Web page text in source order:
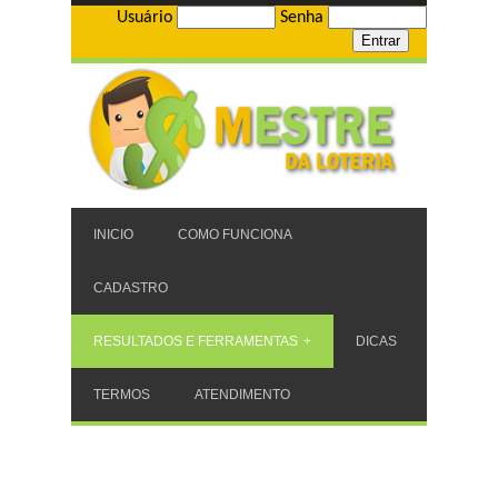
Usuário Senha
INICIO COMO FUNCIONA
CADASTRO
RESULTADOS E FERRAMENTAS DICAS
TERMOS ATENDIMENTO